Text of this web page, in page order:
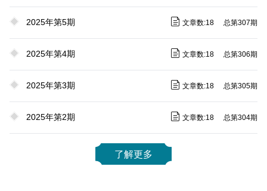
2025年第5期 文章数:18 总第307期
2025年第4期 文章数:18 总第306期
2025年第3期 文章数:18 总第305期
2025年第2期 文章数:18 总第304期
了解更多